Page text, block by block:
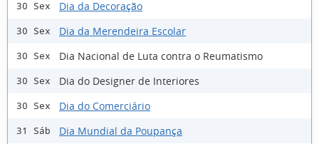
30 Sex Dia da Decoração
30 Sex Dia da Merendeira Escolar
30 Sex Dia Nacional de Luta contra o Reumatismo
30 Sex Dia do Designer de Interiores
30 Sex Dia do Comerciário
31 Sáb Dia Mundial da Poupança